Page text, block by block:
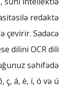
redaktə
çevirir. Sadəcə
dilini OCR dili
səhifədə
ç, á, é, í, ó və ú